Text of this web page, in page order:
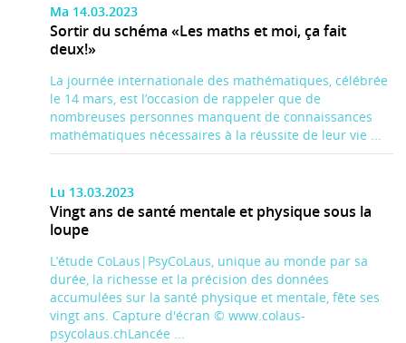
Ma 14.03.2023
Sortir du schéma «Les maths et moi, ça fait
deux!»
La journée internationale des mathématiques, célébrée
le 14 mars, est l’occasion de rappeler que de
nombreuses personnes manquent de connaissances
mathématiques nécessaires à la réussite de leur vie ...
Lu 13.03.2023
Vingt ans de santé mentale et physique sous la
loupe
L’étude CoLaus|PsyCoLaus, unique au monde par sa
durée, la richesse et la précision des données
accumulées sur la santé physique et mentale, fête ses
vingt ans. Capture d'écran © www.colaus-
psycolaus.chLancée ...